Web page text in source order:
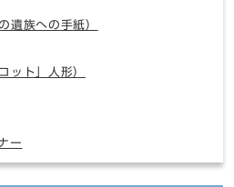
遺族への手紙）
ット」人形）
ー